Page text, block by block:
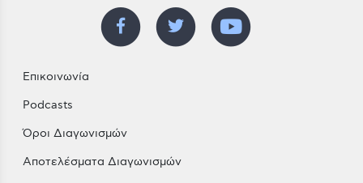
Επικοινωνία
Podcasts
Όροι Διαγωνισμών
Αποτελέσματα Διαγωνισμών